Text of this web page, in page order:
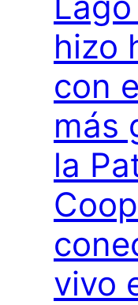
hizo
con
más
la
vivo